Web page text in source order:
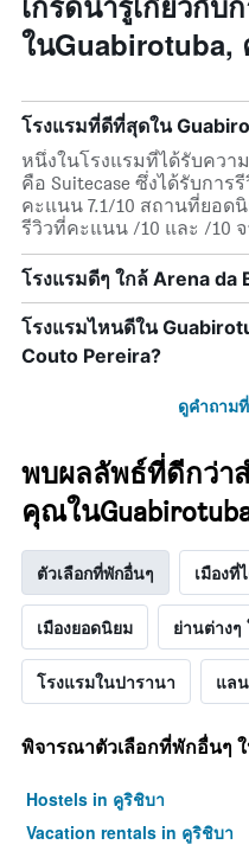
ในGuabirotuba,
โรงแรมที่ดีที่สุดใน
หนึ่งในโรงแรมที่ได้รับควา
คือ Suitecase ซึ่งได้รับการ
คะแนน 7.1/10 สถานที่ยอด
รีวิวที่คะแนน /10 และ /10
โรงแรมดีๆ ใกล้ Arena da
โรงแรมไหนดีใน
Couto Pereira?
ดูคำถาม
พบผลลัพธ์ที่ดีกว่า
คุณใน
ตัวเลือกที่พักอื่นๆ เมือง
เมืองยอดนิยม ย่านต่างๆ
โรงแรมในปารานา แล
พิจารณาตัวเลือกที่พักอื่นๆ
Hostels in คูริชิบา
Vacation rentals in คูริชิบา